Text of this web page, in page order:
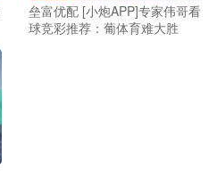
垒富优配 [小炮APP]专家伟哥看
球竞彩推荐：葡体育难大胜